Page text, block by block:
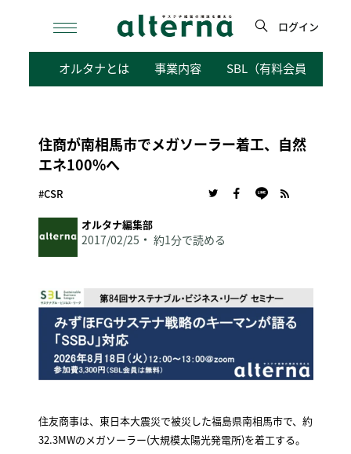
検
ログイン
オルタナとは 事業内容 SBL（有料会員向けサ
住商が南相馬市でメガソーラー着工、自然
エネ100%へ
#CSR
オルタナ編集部
2017/02/25 約1分で読める
住友商事は、東日本大震災で被災した福島県南相馬市で、約
32.3MWのメガソーラー(大規模太陽光発電所)を着工する。